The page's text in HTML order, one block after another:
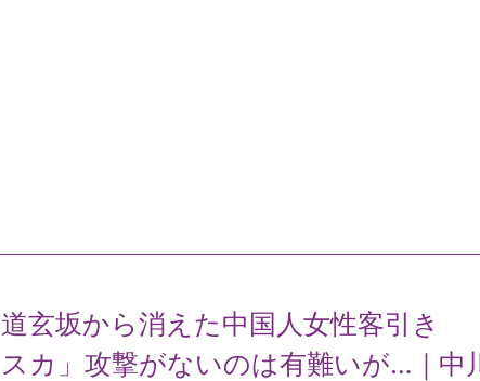
道玄坂から消えた中国人女性客引き
スカ」攻撃がないのは有難いが…｜中